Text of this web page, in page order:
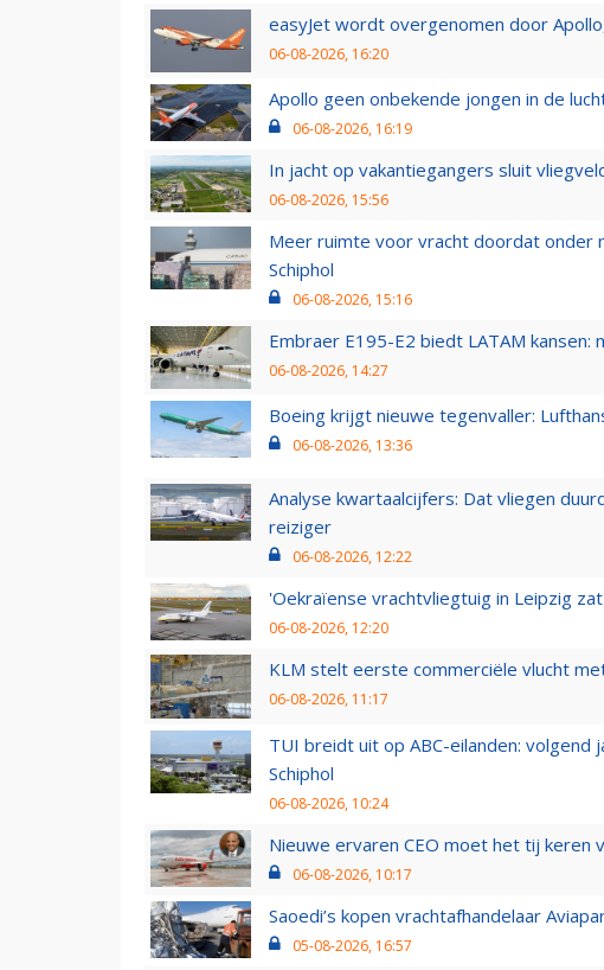
easyJet wordt overgenomen door
06-08-2026, 16:20
Apollo geen onbekende jongen in de
06-08-2026, 16:19
In jacht op vakantiegangers sluit
06-08-2026, 15:56
Meer ruimte voor vracht doordat onder
Schiphol
06-08-2026, 15:16
Embraer E195-E2 biedt LATAM
06-08-2026, 14:27
Boeing krijgt nieuwe tegenvaller:
06-08-2026, 13:36
Analyse kwartaalcijfers: Dat vliegen
reiziger
06-08-2026, 12:22
'Oekraïense vrachtvliegtuig in Leipzig
06-08-2026, 12:20
KLM stelt eerste commerciële vlucht
06-08-2026, 11:17
TUI breidt uit op ABC-eilanden:
Schiphol
06-08-2026, 10:24
Nieuwe ervaren CEO moet het tij keren
06-08-2026, 10:17
Saoedi’s kopen vrachtafhandelaar
05-08-2026, 16:57